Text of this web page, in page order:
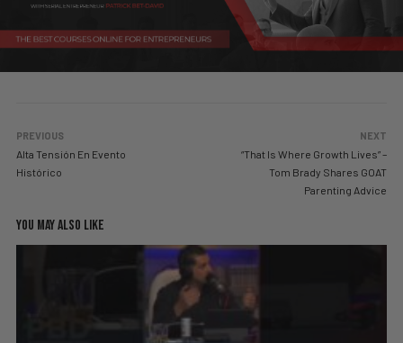
PREVIOUS
Alta Tensión En Evento
Histórico
NEXT
“That Is Where Growth Lives” –
Tom Brady Shares GOAT
Parenting Advice
YOU MAY ALSO LIKE